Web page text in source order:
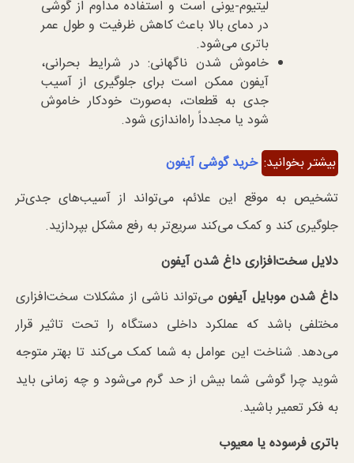
لیتیوم-یونی است و استفاده مداوم از گوشی
در دمای بالا باعث کاهش ظرفیت و طول عمر
باتری می‌شود.
خاموش شدن ناگهانی: در شرایط بحرانی،
آیفون ممکن است برای جلوگیری از آسیب
جدی به قطعات، به‌صورت خودکار خاموش
شود یا مجدداً راه‌اندازی شود.
بیشتر بخوانید: خرید گوشی آیفون
تشخیص به موقع این علائم، می‌تواند از آسیب‌های جدی‌تر
جلوگیری کند و کمک می‌کند سریع‌تر به رفع مشکل بپردازید.
دلایل سخت‌افزاری داغ شدن آیفون
داغ شدن موبایل آیفونمی‌تواند ناشی از مشکلات سخت‌افزاری
مختلفی باشد که عملکرد داخلی دستگاه را تحت تاثیر قرار
می‌دهد. شناخت این عوامل به شما کمک می‌کند تا بهتر متوجه
شوید چرا گوشی شما بیش از حد گرم می‌شود و چه زمانی باید
به فکر تعمیر باشید.
باتری فرسوده یا معیوب